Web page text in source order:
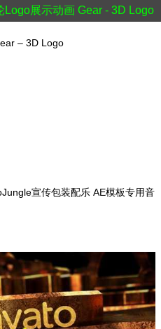
Logo展示动画 Gear - 3D Logo
– 3D Logo
宣传包装配乐 AE模板专用音